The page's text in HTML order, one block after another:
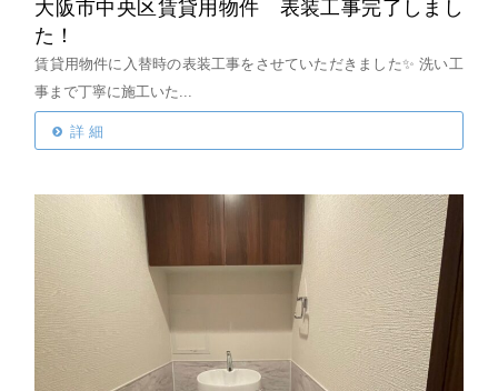
大阪市中央区賃貸用物件 表装工事完了しまし
た！
賃貸用物件に入替時の表装工事をさせていただきました✨ 洗い工
事まで丁寧に施工いた...
詳 細